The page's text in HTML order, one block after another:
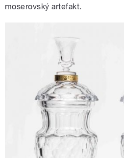
moserovský artefakt.